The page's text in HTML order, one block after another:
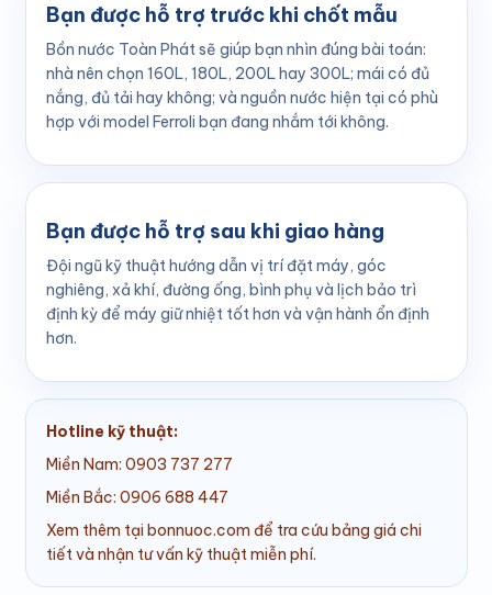
Bạn được hỗ trợ trước khi chốt mẫu
Bồn nước Toàn Phát sẽ giúp bạn nhìn đúng bài toán:
nhà nên chọn 160L, 180L, 200L hay 300L; mái có đủ
nắng, đủ tải hay không; và nguồn nước hiện tại có phù
hợp với model Ferroli bạn đang nhắm tới không.
Bạn được hỗ trợ sau khi giao hàng
Đội ngũ kỹ thuật hướng dẫn vị trí đặt máy, góc
nghiêng, xả khí, đường ống, bình phụ và lịch bảo trì
định kỳ để máy giữ nhiệt tốt hơn và vận hành ổn định
hơn.
Hotline kỹ thuật:
Miền Nam: 0903 737 277
Miền Bắc: 0906 688 447
Xem thêm tại bonnuoc.com để tra cứu bảng giá chi
tiết và nhận tư vấn kỹ thuật miễn phí.